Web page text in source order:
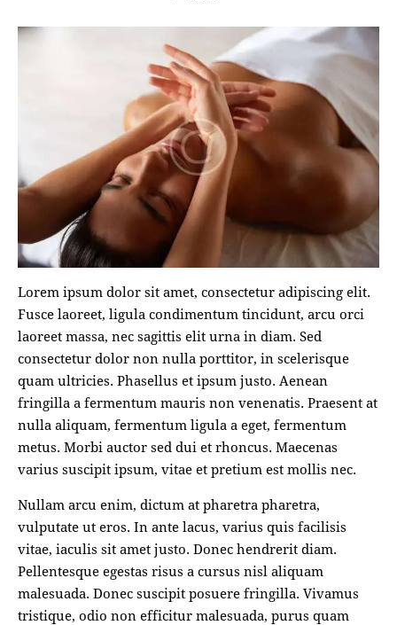
Lorem ipsum dolor sit amet, consectetur adipiscing elit.
Fusce laoreet, ligula condimentum tincidunt, arcu orci
laoreet massa, nec sagittis elit urna in diam. Sed
consectetur dolor non nulla porttitor, in scelerisque
quam ultricies. Phasellus et ipsum justo. Aenean
fringilla a fermentum mauris non venenatis. Praesent at
nulla aliquam, fermentum ligula a eget, fermentum
metus. Morbi auctor sed dui et rhoncus. Maecenas
varius suscipit ipsum, vitae et pretium est mollis nec.
Nullam arcu enim, dictum at pharetra pharetra,
vulputate ut eros. In ante lacus, varius quis facilisis
vitae, iaculis sit amet justo. Donec hendrerit diam.
Pellentesque egestas risus a cursus nisl aliquam
malesuada. Donec suscipit posuere fringilla. Vivamus
tristique, odio non efficitur malesuada, purus quam